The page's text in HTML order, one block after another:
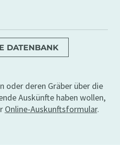
DATENBANK
oder deren Gräber über die
Auskünfte haben wollen,
Online-Auskunftsformular.